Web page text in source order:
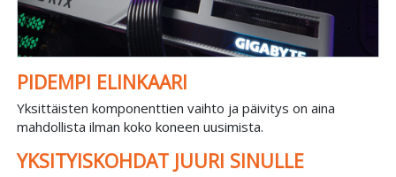
PIDEMPI ELINKAARI
Yksittäisten komponenttien vaihto ja päivitys on aina
mahdollista ilman koko koneen uusimista.
YKSITYISKOHDAT JUURI SINULLE